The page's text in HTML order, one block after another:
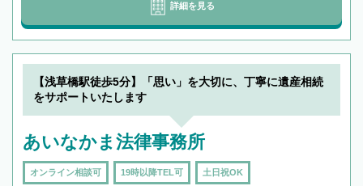
詳細を見る
【浅草橋駅徒歩5分】「思い」を大切に、丁寧に遺産相続
をサポートいたします
あいなかま法律事務所
オンライン相談可 19時以降TEL可 土日祝OK